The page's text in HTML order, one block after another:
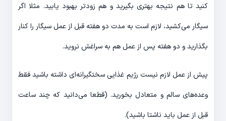
کنید تا هم نتیجه بهتری بگیرید و هم زودتر بهبود یابید. مثلا اگر
سیگار می‌کشید، لازم است به مدت دو هفته قبل از عمل سیگار را کنار
بگذارید و دو هفته پس از عمل هم به سراغش نروید.
پیش از عمل لازم نیست رژیم غذایی سختگیرانه‌ای داشته باشید فقط
وعده‌های سالم و متعادل بخورید. (قطعا می‌دانید که چند ساعت
قبل از عمل باید ناشتا باشید).